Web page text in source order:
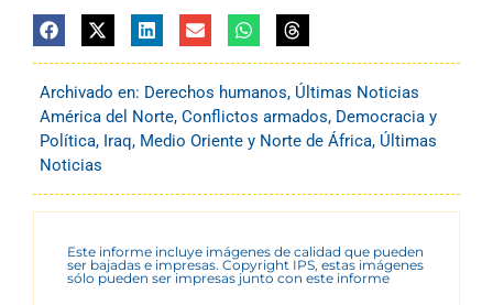
Archivado en: Derechos humanos, Últimas Noticias
América del Norte, Conflictos armados, Democracia y
Política, Iraq, Medio Oriente y Norte de África, Últimas
Noticias
Este informe incluye imágenes de calidad que pueden
ser bajadas e impresas. Copyright IPS, estas imágenes
sólo pueden ser impresas junto con este informe